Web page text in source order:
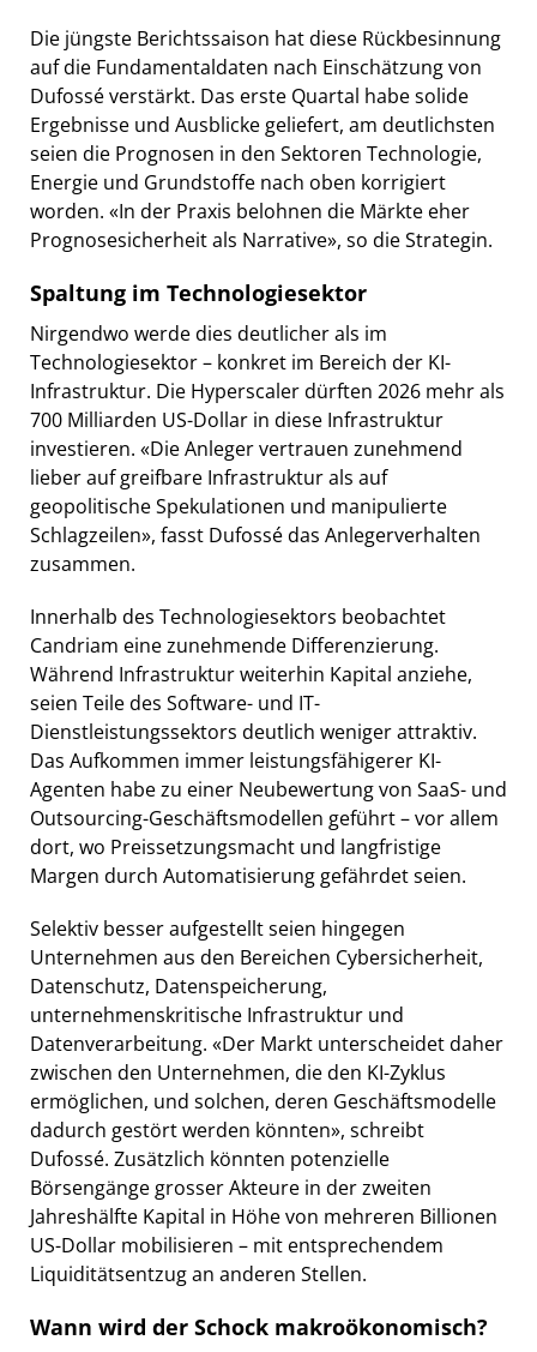
Die jüngste Berichtssaison hat diese Rückbesinnung
auf die Fundamentaldaten nach Einschätzung von
Dufossé verstärkt. Das erste Quartal habe solide
Ergebnisse und Ausblicke geliefert, am deutlichsten
seien die Prognosen in den Sektoren Technologie,
Energie und Grundstoffe nach oben korrigiert
worden. «In der Praxis belohnen die Märkte eher
Prognosesicherheit als Narrative», so die Strategin.
Spaltung im Technologiesektor
Nirgendwo werde dies deutlicher als im
Technologiesektor – konkret im Bereich der KI-
Infrastruktur. Die Hyperscaler dürften 2026 mehr als
700 Milliarden US-Dollar in diese Infrastruktur
investieren. «Die Anleger vertrauen zunehmend
lieber auf greifbare Infrastruktur als auf
geopolitische Spekulationen und manipulierte
Schlagzeilen», fasst Dufossé das Anlegerverhalten
zusammen.
Innerhalb des Technologiesektors beobachtet
Candriam eine zunehmende Differenzierung.
Während Infrastruktur weiterhin Kapital anziehe,
seien Teile des Software- und IT-
Dienstleistungssektors deutlich weniger attraktiv.
Das Aufkommen immer leistungsfähigerer KI-
Agenten habe zu einer Neubewertung von SaaS- und
Outsourcing-Geschäftsmodellen geführt – vor allem
dort, wo Preissetzungsmacht und langfristige
Margen durch Automatisierung gefährdet seien.
Selektiv besser aufgestellt seien hingegen
Unternehmen aus den Bereichen Cybersicherheit,
Datenschutz, Datenspeicherung,
unternehmenskritische Infrastruktur und
Datenverarbeitung. «Der Markt unterscheidet daher
zwischen den Unternehmen, die den KI-Zyklus
ermöglichen, und solchen, deren Geschäftsmodelle
dadurch gestört werden könnten», schreibt
Dufossé. Zusätzlich könnten potenzielle
Börsengänge grosser Akteure in der zweiten
Jahreshälfte Kapital in Höhe von mehreren Billionen
US-Dollar mobilisieren – mit entsprechendem
Liquiditätsentzug an anderen Stellen.
Wann wird der Schock makroökonomisch?